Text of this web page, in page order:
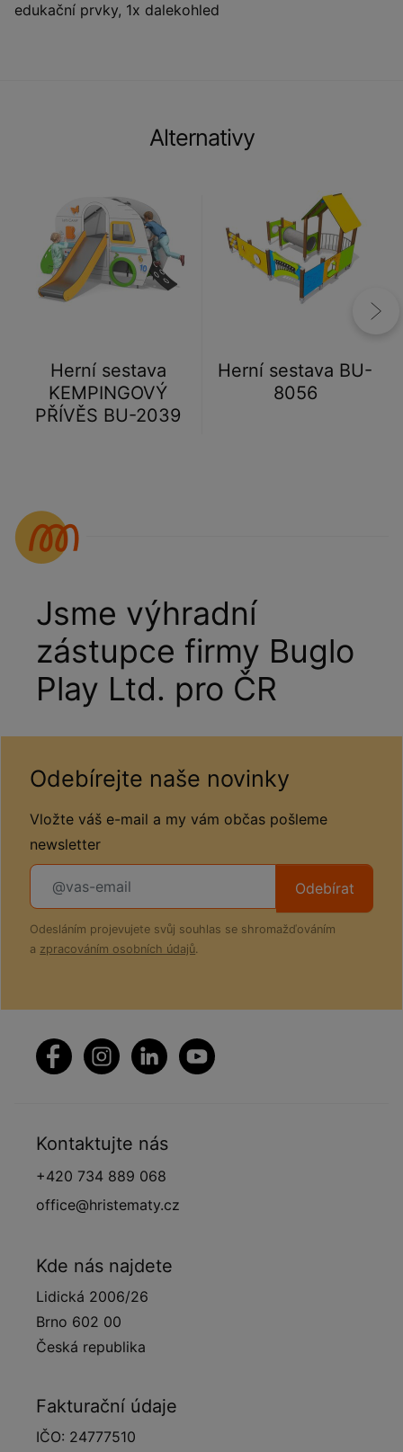
edukační prvky, 1x dalekohled
Alternativy
Herní sestava
KEMPINGOVÝ
PŘÍVĚS BU-2039
Herní sestava BU-
8056
Jsme výhradní
zástupce firmy Buglo
Play Ltd. pro ČR
Odebírejte naše novinky
Vložte váš e-mail a my vám občas pošleme
newsletter
Odebírat
Odesláním projevujete svůj souhlas se shromažďováním
a zpracováním osobních údajů.
Kontaktujte nás
+420 734 889 068
office@hristematy.cz
Kde nás najdete
Lidická 2006/26
Brno 602 00
Česká republika
Fakturační údaje
IČO: 24777510